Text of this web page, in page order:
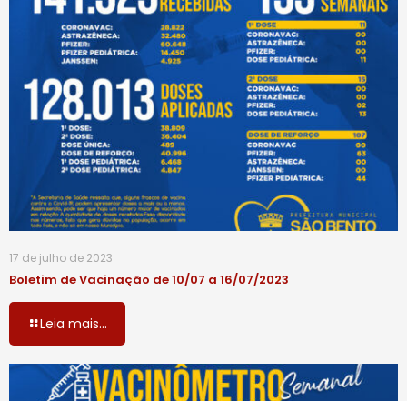
17 de julho de 2023
Boletim de Vacinação de 10/07 a 16/07/2023
Leia mais...